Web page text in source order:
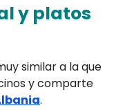
y platos
similar a la que
y comparte
.